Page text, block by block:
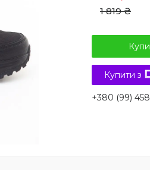
1 819 ₴
Купити з
+380 (99)